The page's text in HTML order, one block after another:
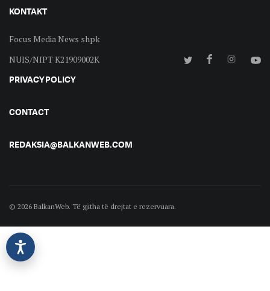
KONTAKT
Focus Media News shpk
NUIS/NIPT K21909002K
PRIVACY POLICY
CONTACT
REDAKSIA@BALKANWEB.COM
© 2026 BalkanWeb. Të gjitha të drejtat e rezervuara.
©